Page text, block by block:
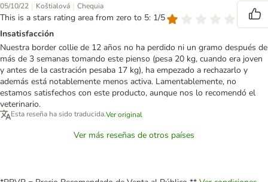
05/10/22 | Koštialová | Chequia
This is a stars rating area from zero to 5: 1/5
Insatisfacción
Nuestra border collie de 12 años no ha perdido ni un gramo después de
más de 3 semanas tomando este pienso (pesa 20 kg, cuando era joven
y antes de la castración pesaba 17 kg), ha empezado a rechazarlo y
además está notablemente menos activa. Lamentablemente, no
estamos satisfechos con este producto, aunque nos lo recomendó el
veterinario.
Esta reseña ha sido traducida.Ver original
Ver más reseñas de otros países